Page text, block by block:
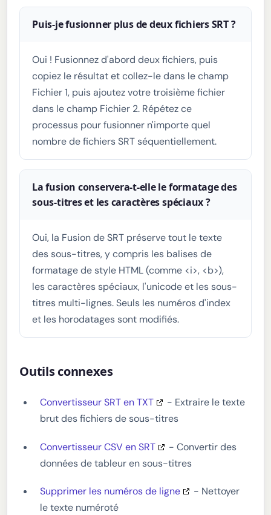
Puis-je fusionner plus de deux fichiers SRT ?
Oui ! Fusionnez d'abord deux fichiers, puis
copiez le résultat et collez-le dans le champ
Fichier 1, puis ajoutez votre troisième fichier
dans le champ Fichier 2. Répétez ce
processus pour fusionner n'importe quel
nombre de fichiers SRT séquentiellement.
La fusion conservera-t-elle le formatage des
sous-titres et les caractères spéciaux ?
Oui, la Fusion de SRT préserve tout le texte
des sous-titres, y compris les balises de
formatage de style HTML (comme <i>, <b>),
les caractères spéciaux, l'unicode et les sous-
titres multi-lignes. Seuls les numéros d'index
et les horodatages sont modifiés.
Outils connexes
Convertisseur SRT en TXT
- Extraire le texte
brut des fichiers de sous-titres
Convertisseur CSV en SRT
- Convertir des
données de tableur en sous-titres
Supprimer les numéros de ligne
- Nettoyer
le texte numéroté